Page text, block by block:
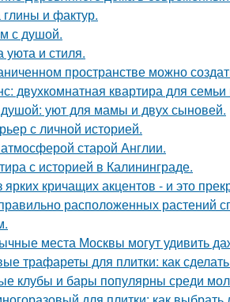
и фактур.
с душой.
уюта и стиля.
пространстве можно
двухкомнатная квартира для семьи
душой: уют для мамы и двух сыновей.
с личной историей.
старой Англии.
с историей в Калининграде.
ярких кричащих акцентов - и это
расположенных растений
места Москвы могут удивить
трафареты для плитки: как
клубы и бары популярны среди